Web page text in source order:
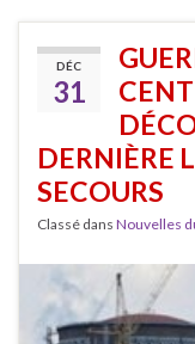
DÉC
31
DERNIÈRE
SECOURS
Classé dans Nouvelles